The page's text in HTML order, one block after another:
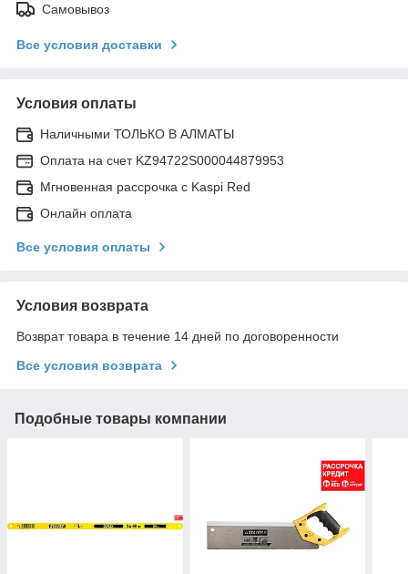
Самовывоз
Все условия доставки
Условия оплаты
Наличными ТОЛЬКО В АЛМАТЫ
Оплата на счет KZ94722S000044879953
Мгновенная рассрочка с Kaspi Red
Онлайн оплата
Все условия оплаты
Условия возврата
Возврат товара в течение 14 дней по договоренности
Все условия возврата
Подобные товары компании